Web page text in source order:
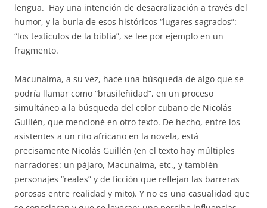
lengua. Hay una intención de desacralización a través del
humor, y la burla de esos históricos “lugares sagrados”:
“los textículos de la biblia”, se lee por ejemplo en un
fragmento.
Macunaíma, a su vez, hace una búsqueda de algo que se
podría llamar como “brasileñidad”, en un proceso
simultáneo a la búsqueda del color cubano de Nicolás
Guillén, que mencioné en otro texto. De hecho, entre los
asistentes a un rito africano en la novela, está
precisamente Nicolás Guillén (en el texto hay múltiples
narradores: un pájaro, Macunaíma, etc., y también
personajes “reales” y de ficción que reflejan las barreras
porosas entre realidad y mito). Y no es una casualidad que